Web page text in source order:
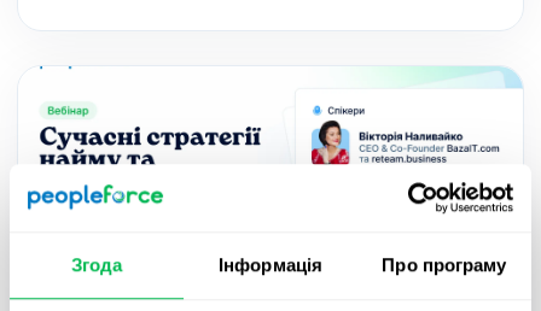
Згода Інформація Про програму